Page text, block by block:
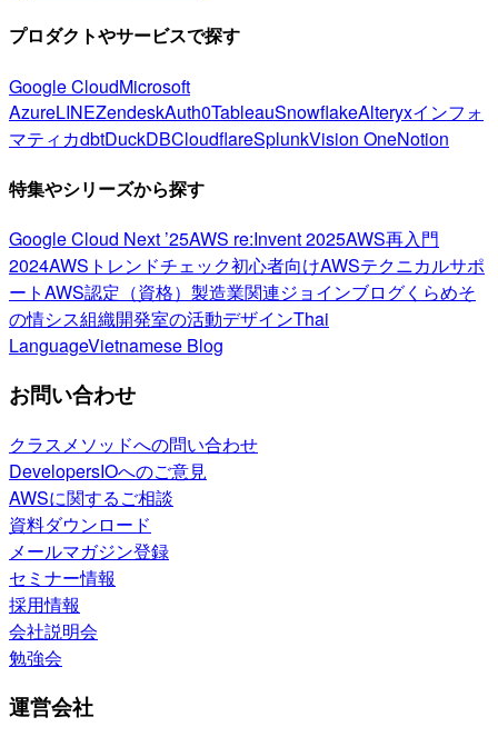
プロダクトやサービスで探す
Google CloudMicrosoft
AzureLINEZendeskAuth0TableauSnowflakeAlteryxインフォ
マティカdbtDuckDBCloudflareSplunkVision OneNotion
特集やシリーズから探す
Google Cloud Next ’25AWS re:Invent 2025AWS再入門
2024AWSトレンドチェック初心者向けAWSテクニカルサポ
ートAWS認定（資格） 製造業関連ジョインブログくらめそ
の情シス組織開発室の活動デザインThai
LanguageVietnamese Blog
お問い合わせ
クラスメソッドへの問い合わせ
DevelopersIOへのご意見
AWSに関するご相談
資料ダウンロード
メールマガジン登録
セミナー情報
採用情報
会社説明会
勉強会
運営会社